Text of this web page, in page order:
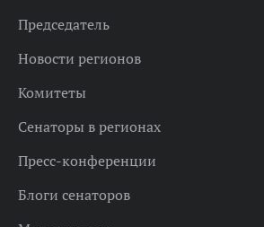
Председатель
Новости регионов
Комитеты
Сенаторы в регионах
Пресс-конференции
Блоги сенаторов